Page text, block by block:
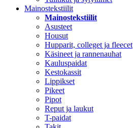
Mainostekstiilit
Mainostekstiilit
Asusteet
Housut
Hupparit, colleget ja fleecet
Käsineet ja rannenauhat
Kauluspaidat
Kestokassit
Lippikset
Pikeet
Pipot
Reput ja laukut
T-paidat